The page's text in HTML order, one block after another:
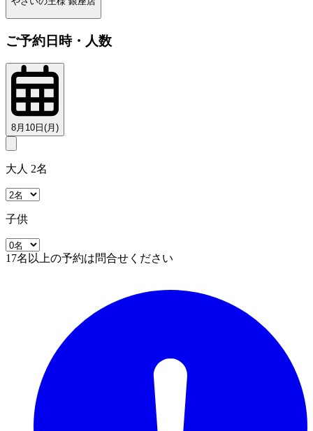
ご予約日時・人数
8月10日(月)
大人 2名
子供
17名以上の予約は問合せください